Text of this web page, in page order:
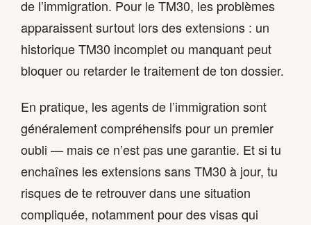
de l’immigration. Pour le TM30, les problèmes
apparaissent surtout lors des extensions : un
historique TM30 incomplet ou manquant peut
bloquer ou retarder le traitement de ton dossier.
En pratique, les agents de l’immigration sont
généralement compréhensifs pour un premier
oubli — mais ce n’est pas une garantie. Et si tu
enchaînes les extensions sans TM30 à jour, tu
risques de te retrouver dans une situation
compliquée, notamment pour des visas qui